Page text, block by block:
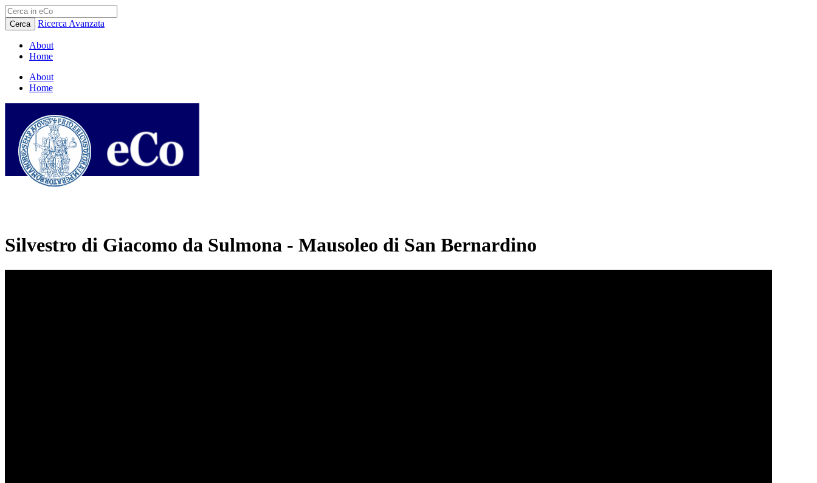
Cerca Ricerca Avanzata
About
Home
About
Home
Silvestro di Giacomo da Sulmona - Mausoleo di San Bernardino